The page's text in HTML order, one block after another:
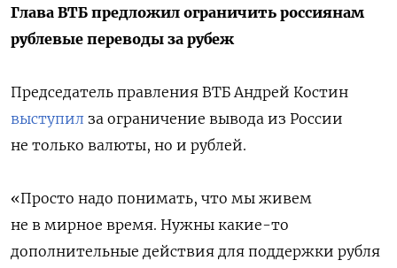
Глава ВТБ предложил ограничить россиянам
рублевые переводы за рубеж
Председатель правления ВТБ Андрей Костин
выступил за ограничение вывода из России
не только валюты, но и рублей.
«Просто надо понимать, что мы живем
не в мирное время. Нужны какие-то
дополнительные действия для поддержки рубля